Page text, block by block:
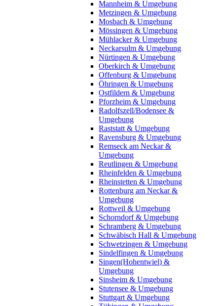
Mannheim & Umgebung
Metzingen & Umgebung
Mosbach & Umgebung
Mössingen & Umgebung
Mühlacker & Umgebung
Neckarsulm & Umgebung
Nürtingen & Umgebung
Oberkirch & Umgebung
Offenburg & Umgebung
Öhringen & Umgebung
Ostfildern & Umgebung
Pforzheim & Umgebung
Radolfszell/Bodensee &
Umgebung
Raststatt & Umgebung
Ravensburg & Umgebung
Remseck am Neckar &
Umgebung
Reutlingen & Umgebung
Rheinfelden & Umgebung
Rheinstetten & Umgebung
Rottenburg am Neckar &
Umgebung
Rottweil & Umgebung
Schorndorf & Umgebung
Schramberg & Umgebung
Schwäbisch Hall & Umgebung
Schwetzingen & Umgebung
Sindelfingen & Umgebung
Singen(Hohentwiel) &
Umgebung
Sinsheim & Umgebung
Stutensee & Umgebung
Stuttgart & Umgebung